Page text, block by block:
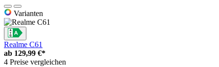
Varianten
Realme C61
ab 129,99 €*
4 Preise vergleichen